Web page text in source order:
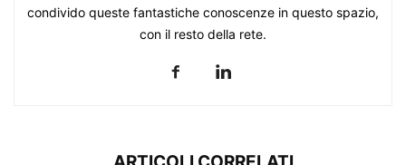
condivido queste fantastiche conoscenze in questo spazio,
con il resto della rete.